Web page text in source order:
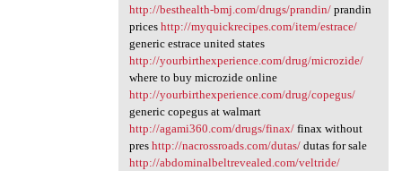
http://besthealth-bmj.com/drugs/prandin/prandin
prices http://myquickrecipes.com/item/estrace/
generic estrace united states
http://yourbirthexperience.com/drug/microzide/
where to buy microzide online
http://yourbirthexperience.com/drug/copegus/
generic copegus at walmart
http://agami360.com/drugs/finax/finax without
pres http://nacrossroads.com/dutas/dutas for sale
http://abdominalbeltrevealed.com/veltride/